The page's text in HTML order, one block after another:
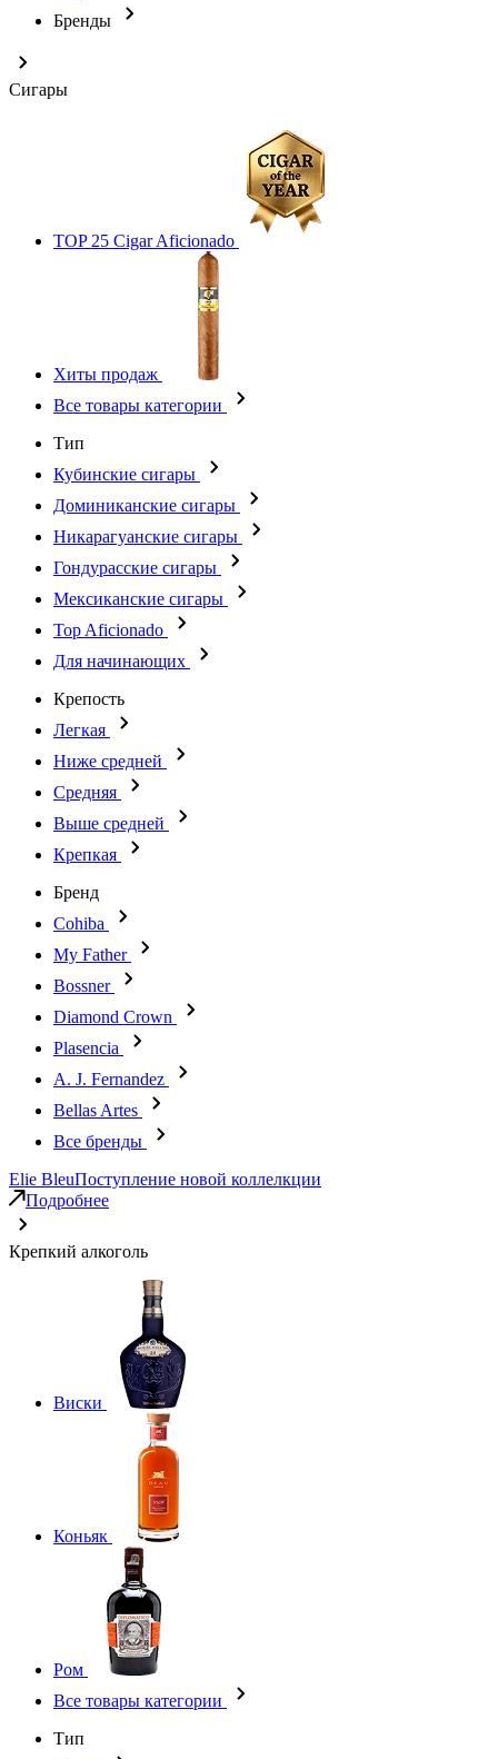
Бренды
Сигары
TOP 25 Cigar Aficionado
Хиты продаж
Все товары категории
Тип
Кубинские сигары
Доминиканские сигары
Никарагуанские сигары
Гондурасские сигары
Мексиканские сигары
Top Aficionado
Для начинающих
Крепость
Легкая
Ниже средней
Средняя
Выше средней
Крепкая
Бренд
Cohiba
My Father
Bossner
Diamond Crown
Plasencia
A. J. Fernandez
Bellas Artes
Все бренды
Elie BleuПоступление новой коллелкции
Подробнее
Крепкий алкоголь
Виски
Коньяк
Ром
Все товары категории
Тип